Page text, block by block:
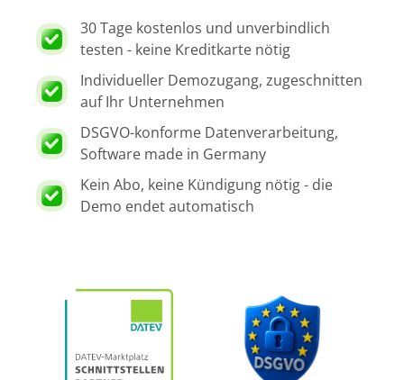
30 Tage kostenlos und unverbindlich
testen - keine Kreditkarte nötig
Individueller Demozugang, zugeschnitten
auf Ihr Unternehmen
DSGVO-konforme Datenverarbeitung,
Software made in Germany
Kein Abo, keine Kündigung nötig - die
Demo endet automatisch